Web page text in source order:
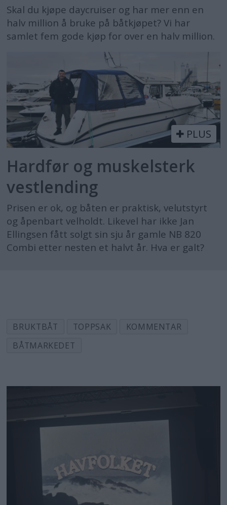
Skal du kjøpe daycruiser og har mer enn en
halv million å bruke på båtkjøpet? Vi har
samlet fem gode kjøp for over en halv million.
PLUS
Hardfør og muskelsterk
vestlending
Prisen er ok, og båten er praktisk, velutstyrt
og åpenbart velholdt. Likevel har ikke Jan
Ellingsen fått solgt sin sju år gamle NB 820
Combi etter nesten et halvt år. Hva er galt?
BRUKTBÅT TOPPSAK
KOMMENTAR
BÅTMARKEDET